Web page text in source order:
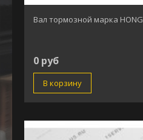
Вал тормозной марка
0 руб
В корзину